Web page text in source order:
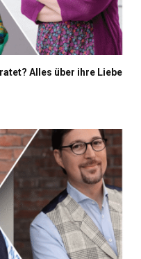
Alles über ihre Liebe